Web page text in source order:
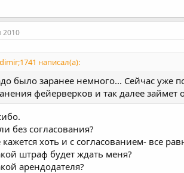
2010
написал(а):
было заранее немного... Сейчас уже
фейерверков и так далее
без согласования?
хоть и с согласованием- все
штраф будет ждать меня?
арендодателя?